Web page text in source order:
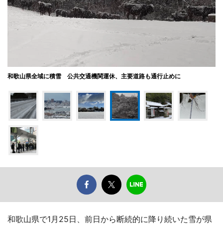
和歌山県全域に積雪 公共交通機関運休、主要道路も通行止めに
和歌山県で1月25日、前日から断続的に降り続いた雪が県